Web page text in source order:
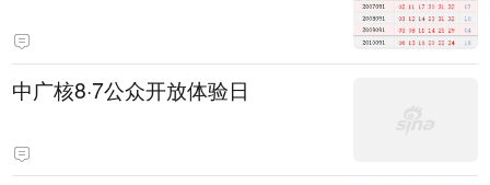
中广核8·7公众开放体验日